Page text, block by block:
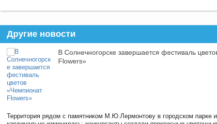
Другие новости
В Солнечногорске завершается фестиваль
Flowers»
Территория рядом с памятником М.Ю.Лермонтову в городском парке